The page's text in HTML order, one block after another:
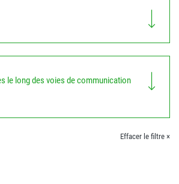
le long des voies de communication
Effacer le filtre ×